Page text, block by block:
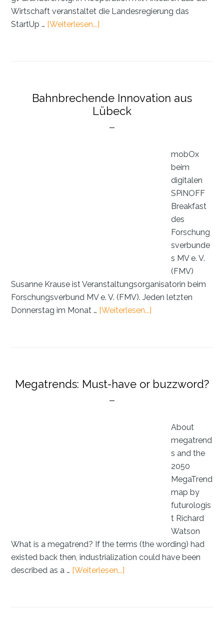
Wirtschaft veranstaltet die Landesregierung das
StartUp … [Weiterlesen...]
Bahnbrechende Innovation aus
Lübeck
mobOx
beim
digitalen
SPiNOFF
Breakfast
des
Forschung
sverbunde
s MV e. V.
(FMV)
Susanne Krause ist Veranstaltungsorganisatorin beim
Forschungsverbund MV e. V. (FMV). Jeden letzten
Donnerstag im Monat … [Weiterlesen...]
Megatrends: Must-have or buzzword?
About
megatrend
s and the
2050
MegaTrend
map by
futurologis
t Richard
Watson
What is a megatrend? If the terms (the wording) had
existed back then, industrialization could have been
described as a … [Weiterlesen...]